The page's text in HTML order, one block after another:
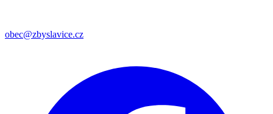
obec@zbyslavice.cz